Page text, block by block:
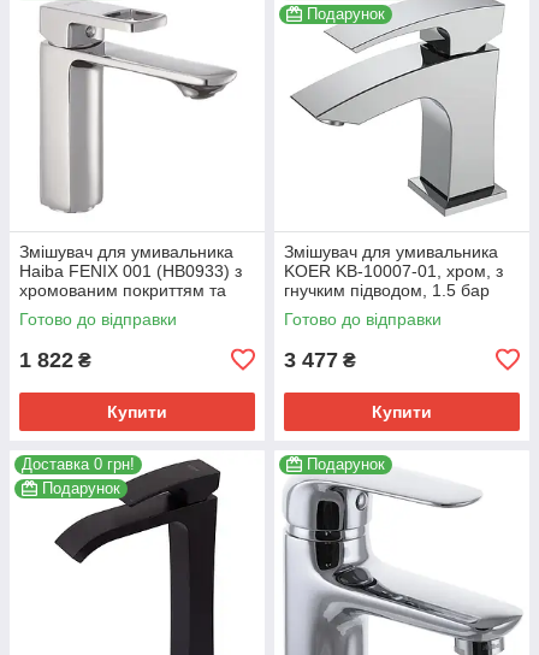
Змішувач для умивальника
Haiba FENIX 001 (HB0933) з
хромованим покриттям та
гнучким підведенням
(HB0933)
Готово до відправки
1 822 ₴
Купити
Подарунок
Змішувач для умивальника
KOER KB-10007-01, хром, з
гнучким підводом, 1.5 бар
(KR3438)
Готово до відправки
3 477 ₴
Купити
Доставка 0 грн!
Подарунок
Подарунок